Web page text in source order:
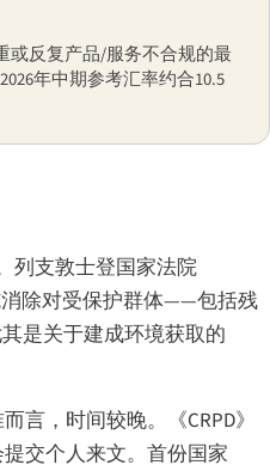
或反复产品/服务不合规的最
年中期参考汇率约合10.5
列支敦士登国家法院
消除对受保护群体——包括残
是关于建成环境获取的
言，时间较晚。《CRPD》
交个人来文。首份国家